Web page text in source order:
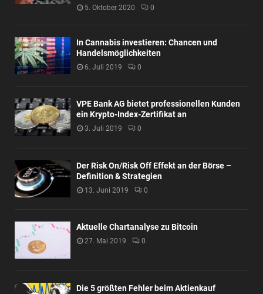
5. Oktober 2020 0
In Cannabis investieren: Chancen und
Handelsmöglichkeiten
6. Juli 2019 0
VPE Bank AG bietet professionellen Kunden
ein Krypto-Index-Zertifikat an
3. Juli 2019 0
Der Risk On/Risk Off Effekt an der Börse –
Definition & Strategien
13. Juni 2019 0
Aktuelle Chartanalyse zu Bitcoin
27. Mai 2019 0
Die 5 größten Fehler beim Aktienkauf